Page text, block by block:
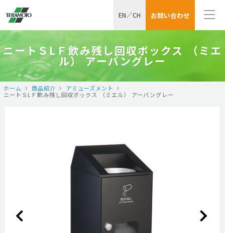
お問い合わせ
EN／CH
ニートＳLＦ飲み残し回収ボックス （ミエ
ル） アーバングレー
ホーム 商品紹介
アミューズメント
ニートＳLＦ飲み残し回収ボックス （ミエル） アーバングレー